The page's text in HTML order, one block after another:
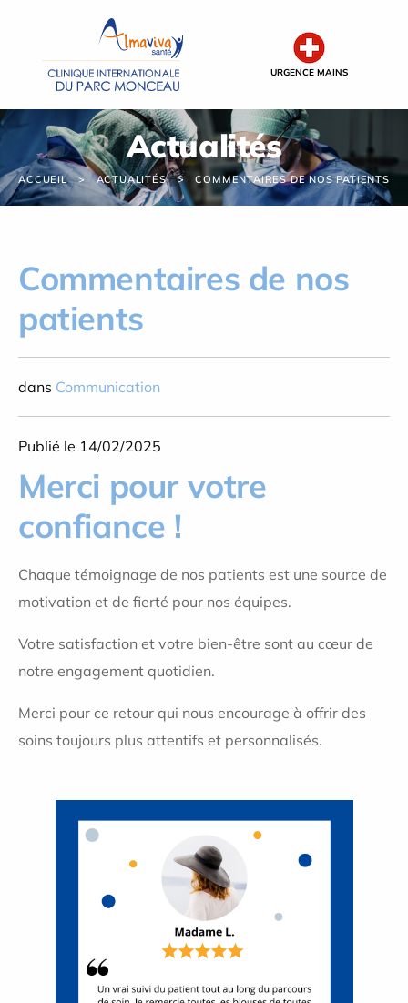
URGENCE MAINS
Actualités
ACCUEIL ACTUALITÉS COMMENTAIRES DE NOS PATIENTS
Commentaires de nos
patients
dans Communication
Publié le 14/02/2025
Merci pour votre
confiance !
Chaque témoignage de nos patients est une source de
motivation et de fierté pour nos équipes.
Votre satisfaction et votre bien-être sont au cœur de
notre engagement quotidien.
Merci pour ce retour qui nous encourage à offrir des
soins toujours plus attentifs et personnalisés.